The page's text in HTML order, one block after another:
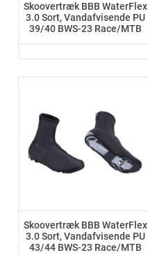
Skoovertræk BBB WaterFlex
3.0 Sort, Vandafvisende PU
39/40 BWS-23 Race/MTB
Skoovertræk BBB WaterFlex
3.0 Sort, Vandafvisende PU
43/44 BWS-23 Race/MTB